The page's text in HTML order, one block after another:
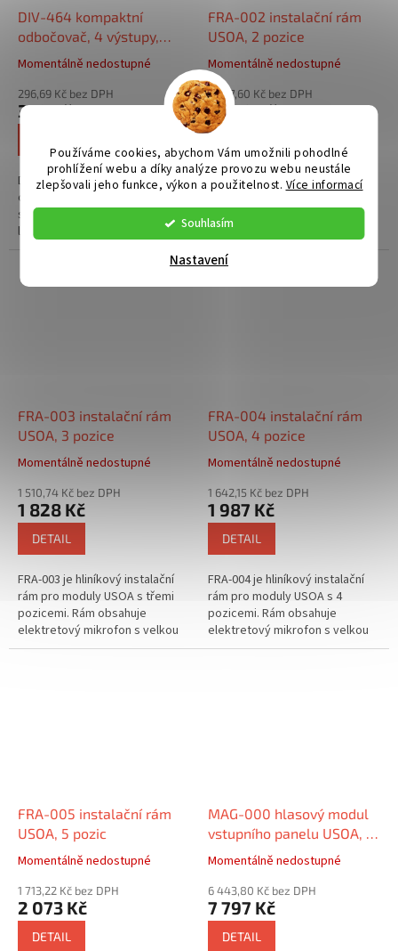
Používáme cookies, abychom Vám umožnili pohodlné
prohlížení webu a díky analýze provozu webu neustále
zlepšovali jeho funkce, výkon a použitelnost. Více informací
Souhlasím
Nastavení
DIV-464 kompaktní
odbočovač, 4 výstupy,
systém 2v
Momentálně nedostupné
296,69 Kč bez DPH
359 Kč
DIV-0464 je kompaktní
odbočovač pro přístupové
systémy 2v. Přes odbočovač
lze připojit až 4
většiny montážních krabic....
FRA-002 instalační rám
USOA, 2 pozice
Momentálně nedostupné
1 487,60 Kč bez DPH
1 800 Kč
FRA-002 je hliníkový instalační
rám pro moduly USOA s dvěma
pozicemi. Rám obsahuje
elektretový mikrofon s velkou
FRA-003 instalační rám
USOA, 3 pozice
Momentálně nedostupné
1 510,74 Kč bez DPH
1 828 Kč
DETAIL
FRA-003 je hliníkový instalační
rám pro moduly USOA s třemi
pozicemi. Rám obsahuje
elektretový mikrofon s velkou
odolností proti vlhku a teplu.
FRA-004 instalační rám
USOA, 4 pozice
Momentálně nedostupné
1 642,15 Kč bez DPH
1 987 Kč
DETAIL
FRA-004 je hliníkový instalační
rám pro moduly USOA s 4
pozicemi. Rám obsahuje
elektretový mikrofon s velkou
odolností proti vlhku a teplu.
FRA-005 instalační rám
USOA, 5 pozic
Momentálně nedostupné
1 713,22 Kč bez DPH
2 073 Kč
DETAIL
MAG-000 hlasový modul
vstupního panelu USOA, 2
pozice, systém 2v
Momentálně nedostupné
6 443,80 Kč bez DPH
7 797 Kč
DETAIL